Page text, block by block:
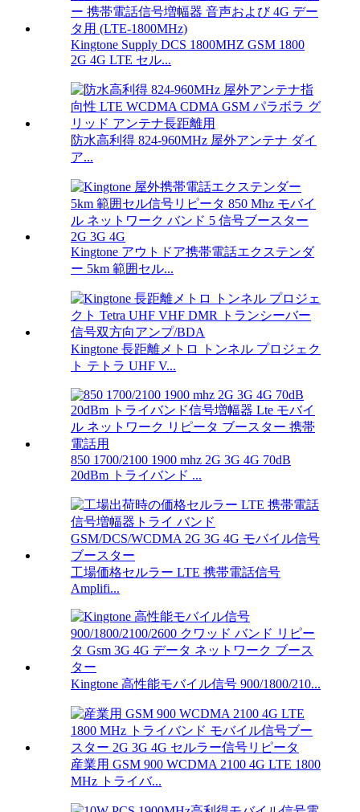
Kingtone Supply DCS 1800MHZ GSM 1800
2G 4G LTE セル...
防水高利得 824-960MHz 屋外アンテナ ダイ
ア...
Kingtone アウトドア携帯電話エクステンダ
ー 5km 範囲セル...
Kingtone 長距離メトロ トンネル プロジェク
ト テトラ UHF V...
850 1700/2100 1900 mhz 2G 3G 4G 70dB
20dBm トライバンド ...
工場価格セルラー LTE 携帯電話信号
Amplifi...
Kingtone 高性能モバイル信号 900/1800/210...
産業用 GSM 900 WCDMA 2100 4G LTE 1800
MHz トライバ...